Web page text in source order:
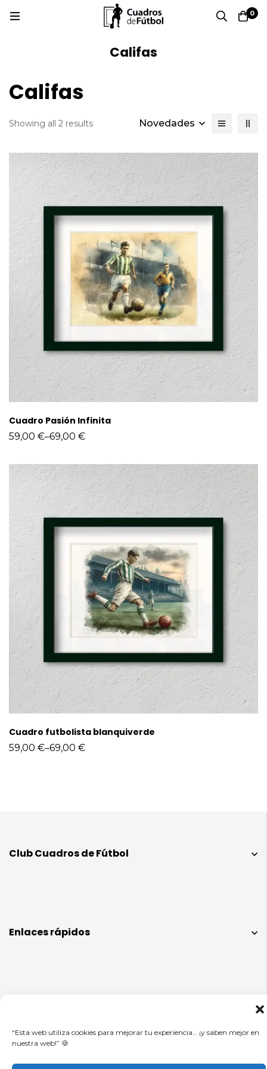
“Esta web utiliza cookies para mejorar tu experiencia… ¡y saben mejor en
nuestra web!” 🍪
0
Califas
Califas
Showing all 2 results Novedades
Cuadro Pasión Infinita
59,00 €–69,00 €
Cuadro futbolista blanquiverde
59,00 €–69,00 €
Club Cuadros de Fútbol
Enlaces rápidos